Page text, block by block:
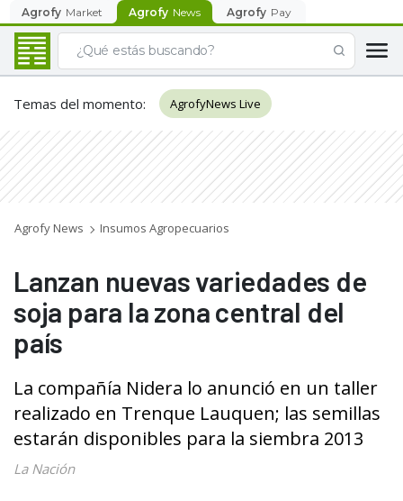
Agrofy Market Agrofy News Agrofy Pay
Temas del momento: AgrofyNews Live
Agrofy News Insumos Agropecuarios
Lanzan nuevas variedades de
soja para la zona central del
país
La compañía Nidera lo anunció en un taller
realizado en Trenque Lauquen; las semillas
estarán disponibles para la siembra 2013
La Nación